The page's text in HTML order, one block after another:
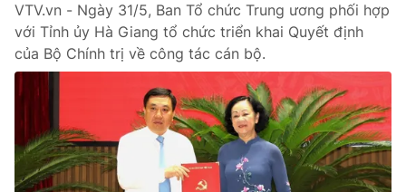
VTV.vn - Ngày 31/5, Ban Tổ chức Trung ương phối hợp
với Tỉnh ủy Hà Giang tổ chức triển khai Quyết định
của Bộ Chính trị về công tác cán bộ.